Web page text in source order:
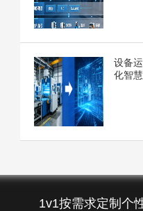
设备
化智
1v1按需求定制个